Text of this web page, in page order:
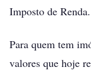
Imposto de Renda.
Para quem tem
valores que hoje